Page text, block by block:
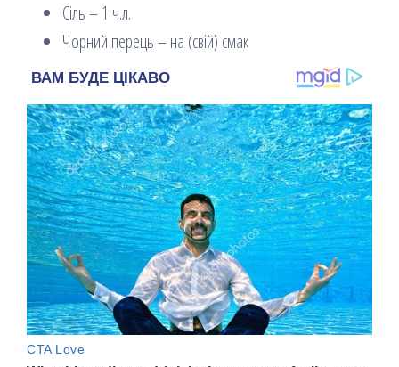
Сіль – 1 ч.л.
Чорний перець – на (свій) смак